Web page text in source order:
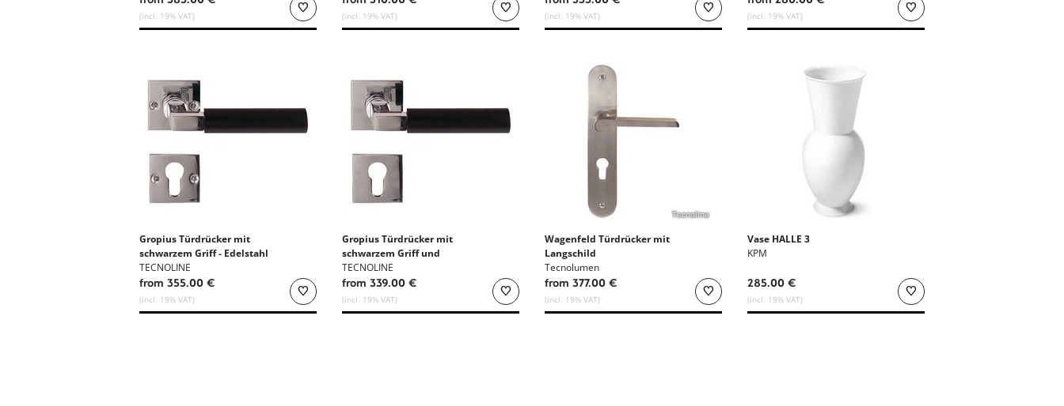
(incl. 19% VAT) (incl. 19% VAT) (incl. 19% VAT) (incl. 19% VAT)
Gropius Türdrücker mit
schwarzem Griff - Edelstahl
TECNOLINE
from 355.00 €
(incl. 19% VAT)
Gropius Türdrücker mit
schwarzem Griff und
Blindschildern - Edelstahl
TECNOLINE
from 339.00 €
(incl. 19% VAT)
Tecnoline
Wagenfeld Türdrücker mit
Langschild
Tecnolumen
from 377.00 €
(incl. 19% VAT)
Vase HALLE 3
KPM
285.00 €
(incl. 19% VAT)